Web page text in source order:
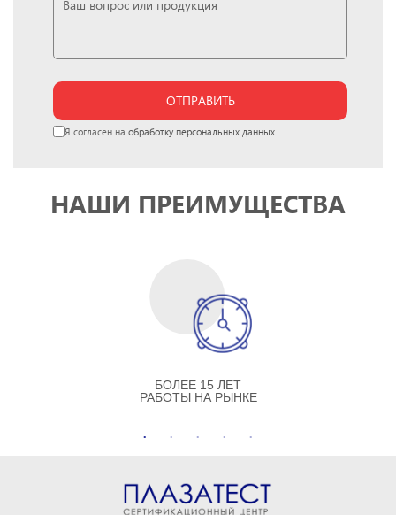
ОТПРАВИТЬ
Я согласен на обработку персональных данных
НАШИ ПРЕИМУЩЕСТВА
БОЛЕЕ 15 ЛЕТ
РАБОТЫ НА РЫНКЕ